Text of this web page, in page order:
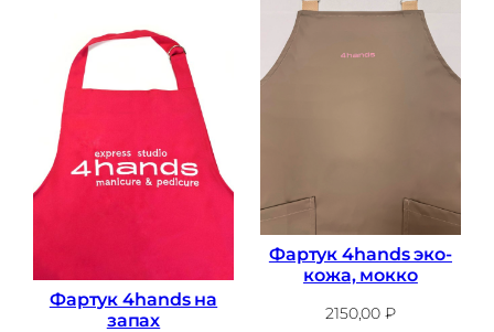
Фартук 4hands на
запах
Фартук 4hands эко-
кожа, мокко
2150,00₽